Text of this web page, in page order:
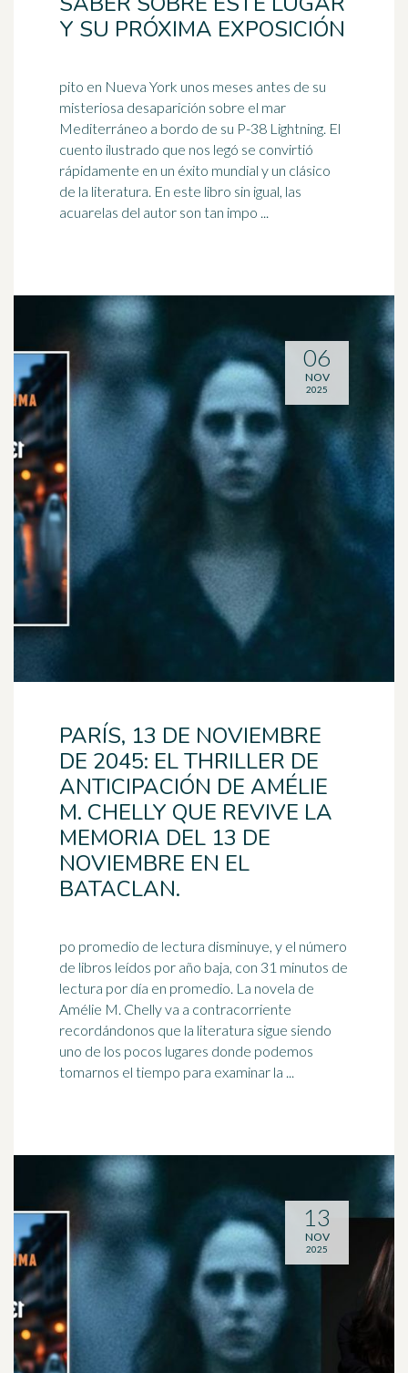
Y SU PRÓXIMA EXPOSICIÓN
pito en Nueva York unos meses antes de su
misteriosa desaparición sobre el mar
Mediterráneo a bordo de su P-38 Lightning. El
cuento ilustrado que nos legó se convirtió
rápidamente en un éxito mundial y un clásico
de la literatura. En este libro sin igual, las
acuarelas del autor son tan impo ...
PARÍS, 13 DE NOVIEMBRE
DE 2045: EL THRILLER DE
ANTICIPACIÓN DE AMÉLIE
M. CHELLY QUE REVIVE LA
MEMORIA DEL 13 DE
NOVIEMBRE EN EL
BATACLAN.
po promedio de lectura disminuye, y el número
de libros leídos por año baja, con 31 minutos de
lectura por día en promedio. La novela de
Amélie M. Chelly va a contracorriente
recordándonos que la literatura sigue siendo
uno de los pocos lugares donde podemos
tomarnos el tiempo para examinar la ...
06
NOV
2025
13
NOV
2025